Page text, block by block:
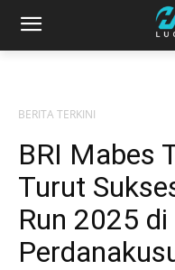
BERITA TERKINI
BRI Mabes
Turut
Run 2025